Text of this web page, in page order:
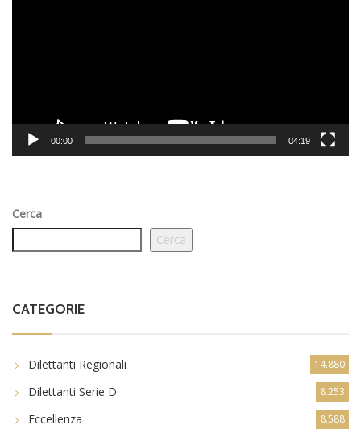
00:00 04:19
Cerca
Cerca
CATEGORIE
Dilettanti Regionali 14.880
Dilettanti Serie D 8.253
Eccellenza 8.588